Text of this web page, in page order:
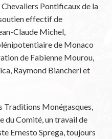
Chevaliers Pontificaux de la
effectif de
Claude Michel,
de Monaco
de Fabienne Mourou,
Raymond Biancheri et
Monégasques,
du Comité, un travail de
Ernesto Sprega, toujours